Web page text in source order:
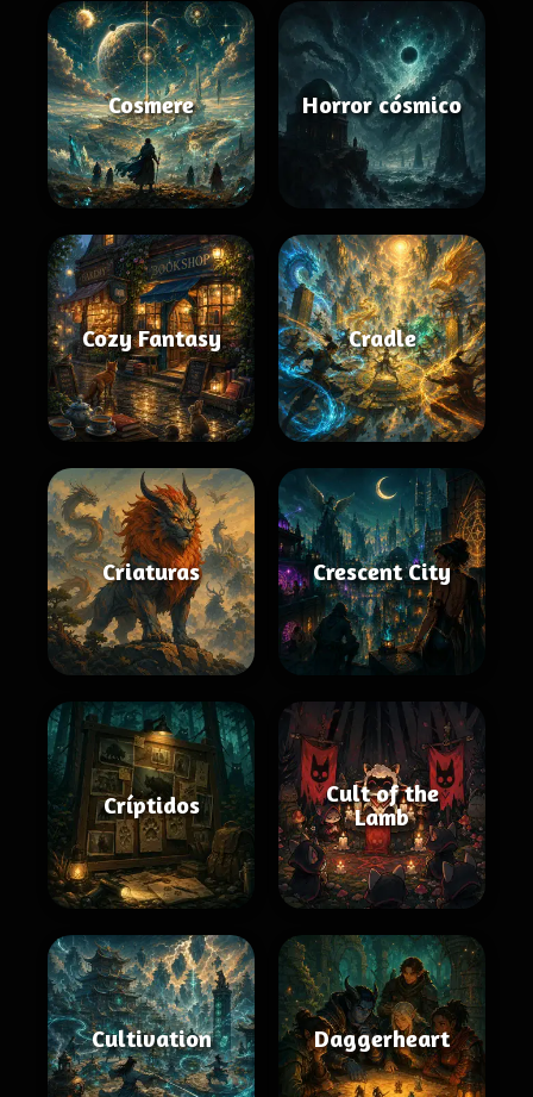
Cosmere Horror cósmico
Cozy Fantasy Cradle
Criaturas Crescent City
Críptidos
Cult of the
Lamb
Cultivation Daggerheart